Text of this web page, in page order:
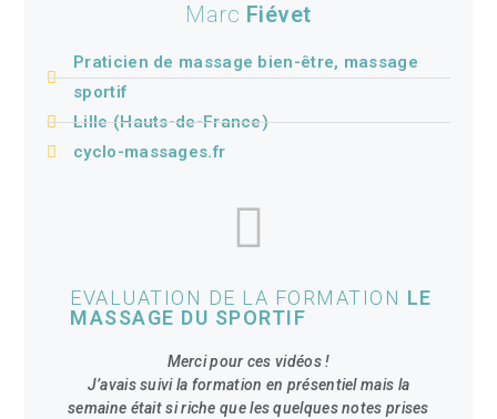
Marc Fiévet
Praticien de massage bien-être, massage
sportif
Lille (Hauts-de-France)
cyclo-massages.fr
EVALUATION DE LA FORMATION LE
MASSAGE DU SPORTIF
Merci pour ces vidéos !
J’avais suivi la formation en présentiel mais la
semaine était si riche que les quelques notes prises